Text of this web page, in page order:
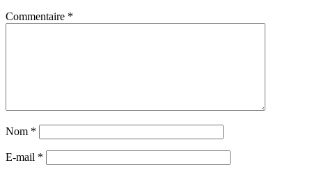
Commentaire *
Nom *
E-mail *